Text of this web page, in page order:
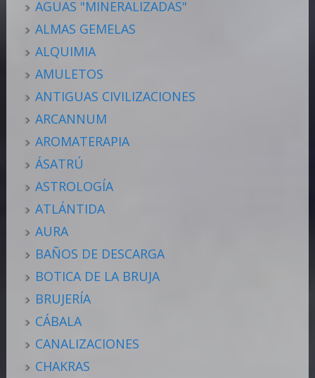
AGUAS "MINERALIZADAS"
ALMAS GEMELAS
ALQUIMIA
AMULETOS
ANTIGUAS CIVILIZACIONES
ARCANNUM
AROMATERAPIA
ÁSATRÚ
ASTROLOGÍA
ATLÁNTIDA
AURA
BAÑOS DE DESCARGA
BOTICA DE LA BRUJA
BRUJERÍA
CÁBALA
CANALIZACIONES
CHAKRAS